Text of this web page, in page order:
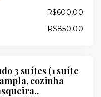
R$600,00
R$850,00
3 suítes (1 suíte
cozinha